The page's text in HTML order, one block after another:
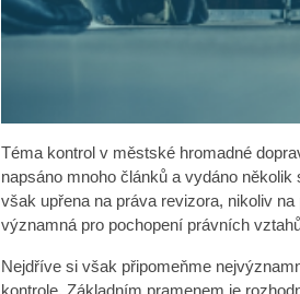
Téma kontrol v městské hromadné
napsáno mnoho článků a vydáno
však upřena na práva revizora, nikoliv
významná pro pochopení právních
Nejdříve si však připomeňme